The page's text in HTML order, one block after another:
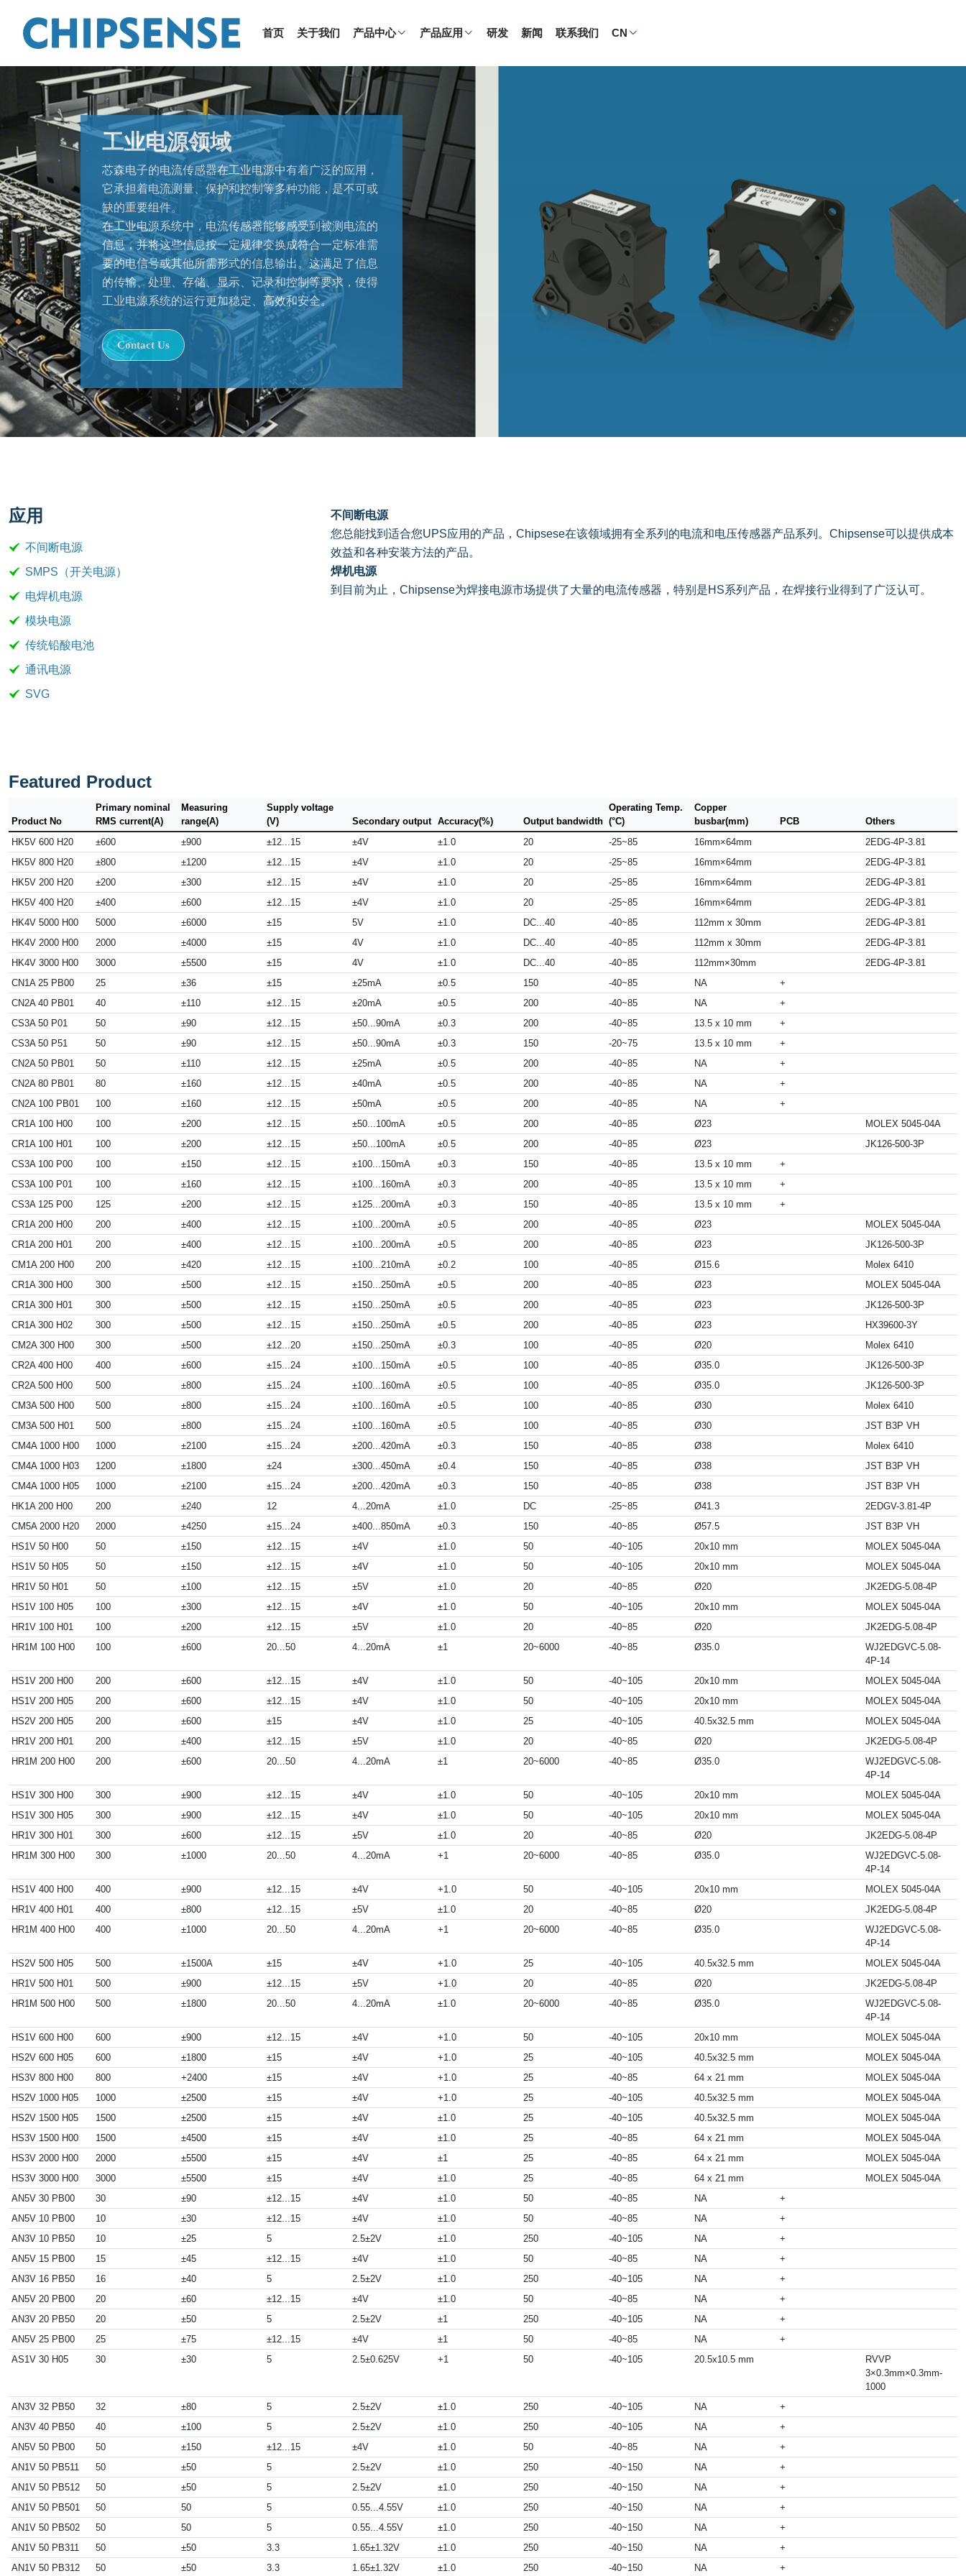
首页 关于我们 产品中心 产品应用 研发 新闻 联系我们 CN
工业电源领域
芯森电子的‌电流传感器在工业电源中有着广泛的应用，
它承担着电流测量、保护和控制等多种功能，是不可或
缺的重要组件‌。
在工业电源系统中，电流传感器能够感受到被测电流的
信息，并将这些信息按一定规律变换成符合一定标准需
要的电信号或其他所需形式的信息输出。这满足了信息
的传输、处理、存储、显示、记录和控制等要求，使得
工业电源系统的运行更加稳定、高效和安全。
Contact Us
应用
不间断电源
SMPS（开关电源）
电焊机电源
模块电源
传统铅酸电池
通讯电源
SVG
不间断电源
您总能找到适合您UPS应用的产品，Chipsese在该领域拥有全系列的电流和电压传感器产品系列。Chipsense可以提供成本
效益和各种安装方法的产品。
焊机电源
到目前为止，Chipsense为焊接电源市场提供了大量的电流传感器，特别是HS系列产品，在焊接行业得到了广泛认可。
Featured Product
Product No
Primary nominal
RMS current(A)
Measuring
range(A)
Supply voltage
(V)
Secondary output Accuracy(%) Output bandwidth
Operating Temp.
(°C)
Copper
busbar(mm)
PCB
Others
HK5V 600 H20
±600 ±900 ±12...15 ±4V ±1.0 20 -25~85 16mm×64mm
2EDG-4P-3.81
HK5V 800 H20
±800 ±1200 ±12...15 ±4V ±1.0 20 -25~85 16mm×64mm
2EDG-4P-3.81
HK5V 200 H20
±200 ±300 ±12...15 ±4V ±1.0 20 -25~85 16mm×64mm
2EDG-4P-3.81
HK5V 400 H20
±400 ±600 ±12...15 ±4V ±1.0 20 -25~85 16mm×64mm
2EDG-4P-3.81
HK4V 5000 H00
5000 ±6000 ±15 5V ±1.0 DC...40 -40~85 112mm x 30mm
2EDG-4P-3.81
HK4V 2000 H00
2000 ±4000 ±15 4V ±1.0 DC...40 -40~85 112mm x 30mm
2EDG-4P-3.81
HK4V 3000 H00
3000 ±5500 ±15 4V ±1.0 DC...40 -40~85 112mm×30mm
2EDG-4P-3.81
CN1A 25 PB00
25 ±36 ±15 ±25mA ±0.5 150 -40~85 NA
+
CN2A 40 PB01
40 ±110 ±12...15 ±20mA ±0.5 200 -40~85 NA
+
CS3A 50 P01
50 ±90 ±12...15 ±50...90mA ±0.3 200 -40~85 13.5 x 10 mm
+
CS3A 50 P51
50 ±90 ±12...15 ±50...90mA ±0.3 150 -20~75 13.5 x 10 mm
+
CN2A 50 PB01
50 ±110 ±12...15 ±25mA ±0.5 200 -40~85 NA
+
CN2A 80 PB01
80 ±160 ±12...15 ±40mA ±0.5 200 -40~85 NA
+
CN2A 100 PB01
100 ±160 ±12...15 ±50mA ±0.5 200 -40~85 NA
+
CR1A 100 H00
100 ±200 ±12...15 ±50...100mA ±0.5 200 -40~85 Ø23
MOLEX 5045-04A
CR1A 100 H01
100 ±200 ±12...15 ±50...100mA ±0.5 200 -40~85 Ø23
JK126-500-3P
CS3A 100 P00
100 ±150 ±12...15 ±100...150mA ±0.3 150 -40~85 13.5 x 10 mm
+
CS3A 100 P01
100 ±160 ±12...15 ±100...160mA ±0.3 200 -40~85 13.5 x 10 mm
+
CS3A 125 P00
125 ±200 ±12...15 ±125...200mA ±0.3 150 -40~85 13.5 x 10 mm
+
CR1A 200 H00
200 ±400 ±12...15 ±100...200mA ±0.5 200 -40~85 Ø23
MOLEX 5045-04A
CR1A 200 H01
200 ±400 ±12...15 ±100...200mA ±0.5 200 -40~85 Ø23
JK126-500-3P
CM1A 200 H00
200 ±420 ±12...15 ±100...210mA ±0.2 100 -40~85 Ø15.6
Molex 6410
CR1A 300 H00
300 ±500 ±12...15 ±150...250mA ±0.5 200 -40~85 Ø23
MOLEX 5045-04A
CR1A 300 H01
300 ±500 ±12...15 ±150...250mA ±0.5 200 -40~85 Ø23
JK126-500-3P
CR1A 300 H02
300 ±500 ±12...15 ±150...250mA ±0.5 200 -40~85 Ø23
HX39600-3Y
CM2A 300 H00
300 ±500 ±12...20 ±150...250mA ±0.3 100 -40~85 Ø20
Molex 6410
CR2A 400 H00
400 ±600 ±15...24 ±100...150mA ±0.5 100 -40~85 Ø35.0
JK126-500-3P
CR2A 500 H00
500 ±800 ±15...24 ±100...160mA ±0.5 100 -40~85 Ø35.0
JK126-500-3P
CM3A 500 H00
500 ±800 ±15...24 ±100...160mA ±0.5 100 -40~85 Ø30
Molex 6410
CM3A 500 H01
500 ±800 ±15...24 ±100...160mA ±0.5 100 -40~85 Ø30
JST B3P VH
CM4A 1000 H00
1000 ±2100 ±15...24 ±200...420mA ±0.3 150 -40~85 Ø38
Molex 6410
CM4A 1000 H03
1200 ±1800 ±24 ±300...450mA ±0.4 150 -40~85 Ø38
JST B3P VH
CM4A 1000 H05
1000 ±2100 ±15...24 ±200...420mA ±0.3 150 -40~85 Ø38
JST B3P VH
HK1A 200 H00
200 ±240 12 4...20mA ±1.0 DC -25~85 Ø41.3
2EDGV-3.81-4P
CM5A 2000 H20
2000 ±4250 ±15...24 ±400...850mA ±0.3 150 -40~85 Ø57.5
JST B3P VH
HS1V 50 H00
50 ±150 ±12...15 ±4V ±1.0 50 -40~105 20x10 mm
MOLEX 5045-04A
HS1V 50 H05
50 ±150 ±12...15 ±4V ±1.0 50 -40~105 20x10 mm
MOLEX 5045-04A
HR1V 50 H01
50 ±100 ±12...15 ±5V ±1.0 20 -40~85 Ø20
JK2EDG-5.08-4P
HS1V 100 H05
100 ±300 ±12...15 ±4V ±1.0 50 -40~105 20x10 mm
MOLEX 5045-04A
HR1V 100 H01
100 ±200 ±12...15 ±5V ±1.0 20 -40~85 Ø20
JK2EDG-5.08-4P
HR1M 100 H00
100 ±600 20...50 4...20mA ±1 20~6000 -40~85 Ø35.0
WJ2EDGVC-5.08-
4P-14
HS1V 200 H00
200 ±600 ±12...15 ±4V ±1.0 50 -40~105 20x10 mm
MOLEX 5045-04A
HS1V 200 H05
200 ±600 ±12...15 ±4V ±1.0 50 -40~105 20x10 mm
MOLEX 5045-04A
HS2V 200 H05
200 ±600 ±15 ±4V ±1.0 25 -40~105 40.5x32.5 mm
MOLEX 5045-04A
HR1V 200 H01
200 ±400 ±12...15 ±5V ±1.0 20 -40~85 Ø20
JK2EDG-5.08-4P
HR1M 200 H00
200 ±600 20...50 4...20mA ±1 20~6000 -40~85 Ø35.0
WJ2EDGVC-5.08-
4P-14
HS1V 300 H00
300 ±900 ±12...15 ±4V ±1.0 50 -40~105 20x10 mm
MOLEX 5045-04A
HS1V 300 H05
300 ±900 ±12...15 ±4V ±1.0 50 -40~105 20x10 mm
MOLEX 5045-04A
HR1V 300 H01
300 ±600 ±12...15 ±5V ±1.0 20 -40~85 Ø20
JK2EDG-5.08-4P
HR1M 300 H00
300 ±1000 20...50 4...20mA +1 20~6000 -40~85 Ø35.0
WJ2EDGVC-5.08-
4P-14
HS1V 400 H00
400 ±900 ±12...15 ±4V +1.0 50 -40~105 20x10 mm
MOLEX 5045-04A
HR1V 400 H01
400 ±800 ±12...15 ±5V ±1.0 20 -40~85 Ø20
JK2EDG-5.08-4P
HR1M 400 H00
400 ±1000 20...50 4...20mA +1 20~6000 -40~85 Ø35.0
WJ2EDGVC-5.08-
4P-14
HS2V 500 H05
500 ±1500A ±15 ±4V +1.0 25 -40~105 40.5x32.5 mm
MOLEX 5045-04A
HR1V 500 H01
500 ±900 ±12...15 ±5V +1.0 20 -40~85 Ø20
JK2EDG-5.08-4P
HR1M 500 H00
500 ±1800 20...50 4...20mA ±1.0 20~6000 -40~85 Ø35.0
WJ2EDGVC-5.08-
4P-14
HS1V 600 H00
600 ±900 ±12...15 ±4V +1.0 50 -40~105 20x10 mm
MOLEX 5045-04A
HS2V 600 H05
600 ±1800 ±15 ±4V +1.0 25 -40~105 40.5x32.5 mm
MOLEX 5045-04A
HS3V 800 H00
800 +2400 ±15 ±4V +1.0 25 -40~85 64 x 21 mm
MOLEX 5045-04A
HS2V 1000 H05
1000 ±2500 ±15 ±4V +1.0 25 -40~105 40.5x32.5 mm
MOLEX 5045-04A
HS2V 1500 H05
1500 ±2500 ±15 ±4V ±1.0 25 -40~105 40.5x32.5 mm
MOLEX 5045-04A
HS3V 1500 H00
1500 ±4500 ±15 ±4V ±1.0 25 -40~85 64 x 21 mm
MOLEX 5045-04A
HS3V 2000 H00
2000 ±5500 ±15 ±4V ±1 25 -40~85 64 x 21 mm
MOLEX 5045-04A
HS3V 3000 H00
3000 ±5500 ±15 ±4V ±1.0 25 -40~85 64 x 21 mm
MOLEX 5045-04A
AN5V 30 PB00
30 ±90 ±12...15 ±4V ±1.0 50 -40~85 NA
+
AN5V 10 PB00
10 ±30 ±12...15 ±4V ±1.0 50 -40~85 NA
+
AN3V 10 PB50
10 ±25 5 2.5±2V ±1.0 250 -40~105 NA
+
AN5V 15 PB00
15 ±45 ±12...15 ±4V ±1.0 50 -40~85 NA
+
AN3V 16 PB50
16 ±40 5 2.5±2V ±1.0 250 -40~105 NA
+
AN5V 20 PB00
20 ±60 ±12...15 ±4V ±1.0 50 -40~85 NA
+
AN3V 20 PB50
20 ±50 5 2.5±2V ±1 250 -40~105 NA
+
AN5V 25 PB00
25 ±75 ±12...15 ±4V ±1 50 -40~85 NA
+
AS1V 30 H05
30 ±30 5 2.5±0.625V +1 50 -40~105 20.5x10.5 mm
RVVP
3×0.3mm×0.3mm-
1000
AN3V 32 PB50
32 ±80 5 2.5±2V ±1.0 250 -40~105 NA
+
AN3V 40 PB50
40 ±100 5 2.5±2V ±1.0 250 -40~105 NA
+
AN5V 50 PB00
50 ±150 ±12...15 ±4V ±1.0 50 -40~85 NA
+
AN1V 50 PB511
50 ±50 5 2.5±2V ±1.0 250 -40~150 NA
+
AN1V 50 PB512
50 ±50 5 2.5±2V ±1.0 250 -40~150 NA
+
AN1V 50 PB501
50 50 5 0.55...4.55V ±1.0 250 -40~150 NA
+
AN1V 50 PB502
50 50 5 0.55...4.55V ±1.0 250 -40~150 NA
+
AN1V 50 PB311
50 ±50 3.3 1.65±1.32V ±1.0 250 -40~150 NA
+
AN1V 50 PB312
50 ±50 3.3 1.65±1.32V ±1.0 250 -40~150 NA +